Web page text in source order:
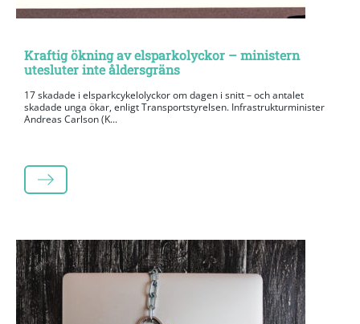
Kraftig ökning av elsparkolyckor – ministern
utesluter inte åldersgräns
17 skadade i elsparkcykelolyckor om dagen i snitt – och antalet
skadade unga ökar, enligt Transportstyrelsen. Infrastrukturminister
Andreas Carlson (K...
LÄS MER